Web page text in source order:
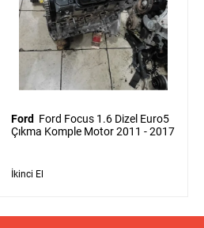
Ford
Çıkma Komple Motor 2011 - 2017
İkinci El